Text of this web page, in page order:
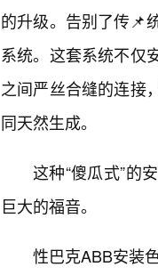
的升级。告别了传📌
系统。这套系统不仅
之间严丝合缝的连接
同天然生成。
这种“傻瓜式”的
巨大的福音。
性巴克ABB安装